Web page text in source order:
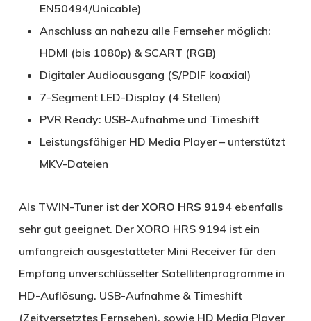
EN50494/Unicable)
Anschluss an nahezu alle Fernseher möglich:
HDMI (bis 1080p) & SCART (RGB)
Digitaler Audioausgang (S/PDIF koaxial)
7-Segment LED-Display (4 Stellen)
PVR Ready: USB-Aufnahme und Timeshift
Leistungsfähiger HD Media Player – unterstützt
MKV-Dateien
Als TWIN-Tuner ist der XORO HRS 9194 ebenfalls
sehr gut geeignet. Der XORO HRS 9194 ist ein
umfangreich ausgestatteter Mini Receiver für den
Empfang unverschlüsselter Satellitenprogramme in
HD-Auflösung. USB-Aufnahme & Timeshift
(Zeitversetztes Fernsehen), sowie HD Media Player